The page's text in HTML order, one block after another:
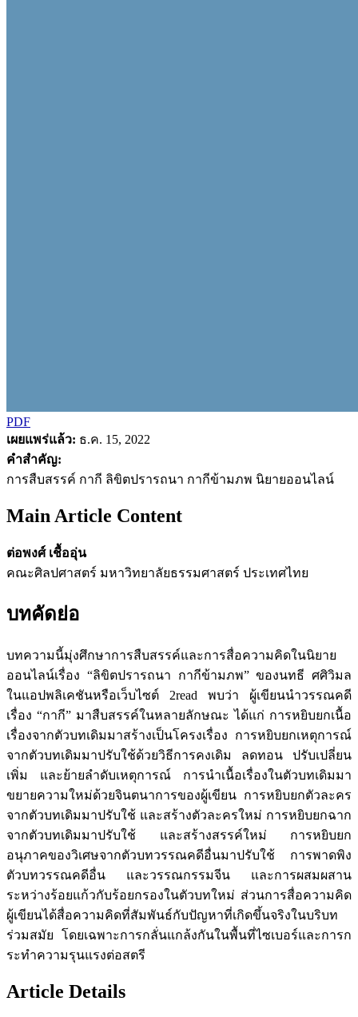
PDF
เผยแพร่แล้ว: ธ.ค. 15, 2022
คำสำคัญ:
การสืบสรรค์ กากี ลิขิตปรารถนา กากีข้ามภพ นิยายออนไลน์
Main Article Content
ต่อพงศ์ เชื้ออุ่น
คณะศิลปศาสตร์ มหาวิทยาลัยธรรมศาสตร์ ประเทศไทย
บทคัดย่อ
บทความนี้มุ่งศึกษาการสืบสรรค์และการสื่อความคิดในนิยาย
ออนไลน์เรื่อง “ลิขิตปรารถนา กากีข้ามภพ” ของนทธี ศศิวิมล
ในแอปพลิเคชันหรือเว็บไซต์ 2read พบว่า ผู้เขียนนำวรรณคดี
เรื่อง “กากี” มาสืบสรรค์ในหลายลักษณะ ได้แก่ การหยิบยกเนื้อ
เรื่องจากตัวบทเดิมมาสร้างเป็นโครงเรื่อง การหยิบยกเหตุการณ์
จากตัวบทเดิมมาปรับใช้ด้วยวิธีการคงเดิม ลดทอน ปรับเปลี่ยน
เพิ่ม และย้ายลำดับเหตุการณ์ การนำเนื้อเรื่องในตัวบทเดิมมา
ขยายความใหม่ด้วยจินตนาการของผู้เขียน การหยิบยกตัวละคร
จากตัวบทเดิมมาปรับใช้ และสร้างตัวละครใหม่ การหยิบยกฉาก
จากตัวบทเดิมมาปรับใช้ และสร้างสรรค์ใหม่ การหยิบยก
อนุภาคของวิเศษจากตัวบทวรรณคดีอื่นมาปรับใช้ การพาดพิง
ตัวบทวรรณคดีอื่น และวรรณกรรมจีน และการผสมผสาน
ระหว่างร้อยแก้วกับร้อยกรองในตัวบทใหม่ ส่วนการสื่อความคิด
ผู้เขียนได้สื่อความคิดที่สัมพันธ์กับปัญหาที่เกิดขึ้นจริงในบริบท
ร่วมสมัย โดยเฉพาะการกลั่นแกล้งกันในพื้นที่ไซเบอร์และการก
ระทำความรุนแรงต่อสตรี
Article Details